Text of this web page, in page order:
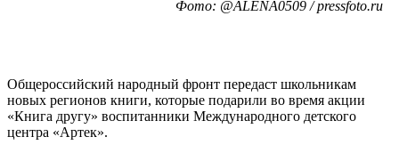
Фото: @ALENA0509 / pressfoto.ru
Общероссийский народный фронт передаст школьникам
новых регионов книги, которые подарили во время акции
«Книга другу» воспитанники Международного детского
центра «Артек».